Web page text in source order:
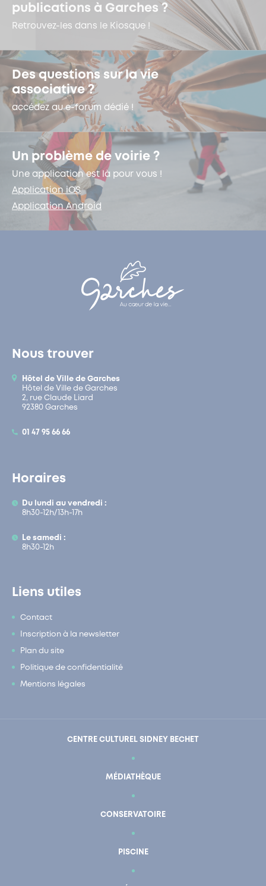
publications à Garches ?
Retrouvez-les dans le Kiosque !
Des questions sur la vie
associative ?
accédez au e-forum dédié !
Un problème de voirie ?
Une application est là pour vous !
Application iOS
Application Android
Nous trouver
Hôtel de Ville de Garches
Hôtel de Ville de Garches
2, rue Claude Liard
92380 Garches
01 47 95 66 66
Horaires
Du lundi au vendredi :
8h30-12h/13h-17h
Le samedi :
8h30-12h
Liens utiles
Contact
Inscription à la newsletter
Plan du site
Politique de confidentialité
Mentions légales
CENTRE CULTUREL SIDNEY BECHET
MÉDIATHÈQUE
CONSERVATOIRE
PISCINE